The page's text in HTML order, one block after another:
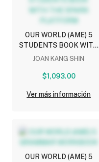
OUR WORLD (AME) 5
STUDENTS BOOK WITH
THE SPARK PLATFORM
JOAN KANG SHIN
$1,093.00
Ver más información
OUR WORLD (AME) 5